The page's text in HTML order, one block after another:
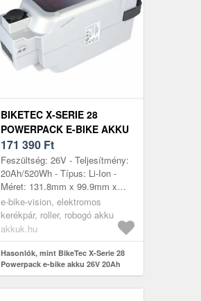
BIKETEC X-SERIE 28
POWERPACK E-BIKE AKKU
26V 20AH 510WH
171 390 Ft
Feszültség: 26V - Teljesítmény:
20Ah/520Wh - Típus: Li-Ion -
Méret: 131.8mm x 99.9mm x
255mm - kompatibilis modellek:
Panasonic 26V hajtás, BikeTec...
e-bike-vision, elektromos
kerékpár, roller, robogó akku
akkuk.hu
Hasonlók, mint BikeTec X-Serie 28
Powerpack e-bike akku 26V 20Ah
510Wh